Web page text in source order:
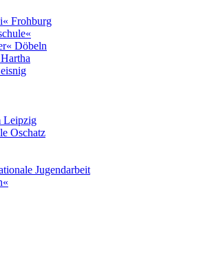
Frohburg
Döbeln
Leipzig
Oschatz
Jugendarbeit